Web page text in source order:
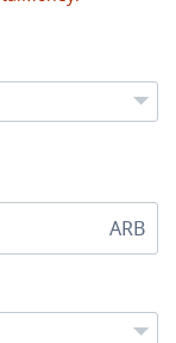
ARB